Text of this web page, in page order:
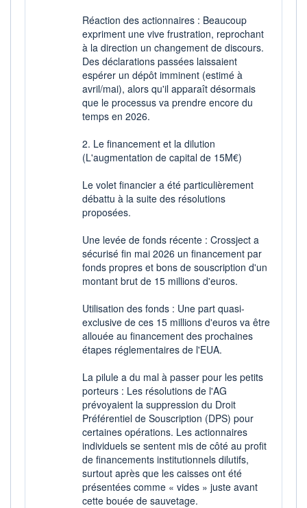
Réaction des actionnaires : Beaucoup
expriment une vive frustration, reprochant
à la direction un changement de discours.
Des déclarations passées laissaient
espérer un dépôt imminent (estimé à
avril/mai), alors qu'il apparaît désormais
que le processus va prendre encore du
temps en 2026.
2. Le financement et la dilution
(L'augmentation de capital de 15M€)
Le volet financier a été particulièrement
débattu à la suite des résolutions
proposées.
Une levée de fonds récente : Crossject a
sécurisé fin mai 2026 un financement par
fonds propres et bons de souscription d'un
montant brut de 15 millions d'euros.
Utilisation des fonds : Une part quasi-
exclusive de ces 15 millions d'euros va être
allouée au financement des prochaines
étapes réglementaires de l'EUA.
La pilule a du mal à passer pour les petits
porteurs : Les résolutions de l'AG
prévoyaient la suppression du Droit
Préférentiel de Souscription (DPS) pour
certaines opérations. Les actionnaires
individuels se sentent mis de côté au profit
de financements institutionnels dilutifs,
surtout après que les caisses ont été
présentées comme « vides » juste avant
cette bouée de sauvetage.